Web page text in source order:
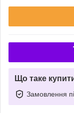
Що таке
Замовлення